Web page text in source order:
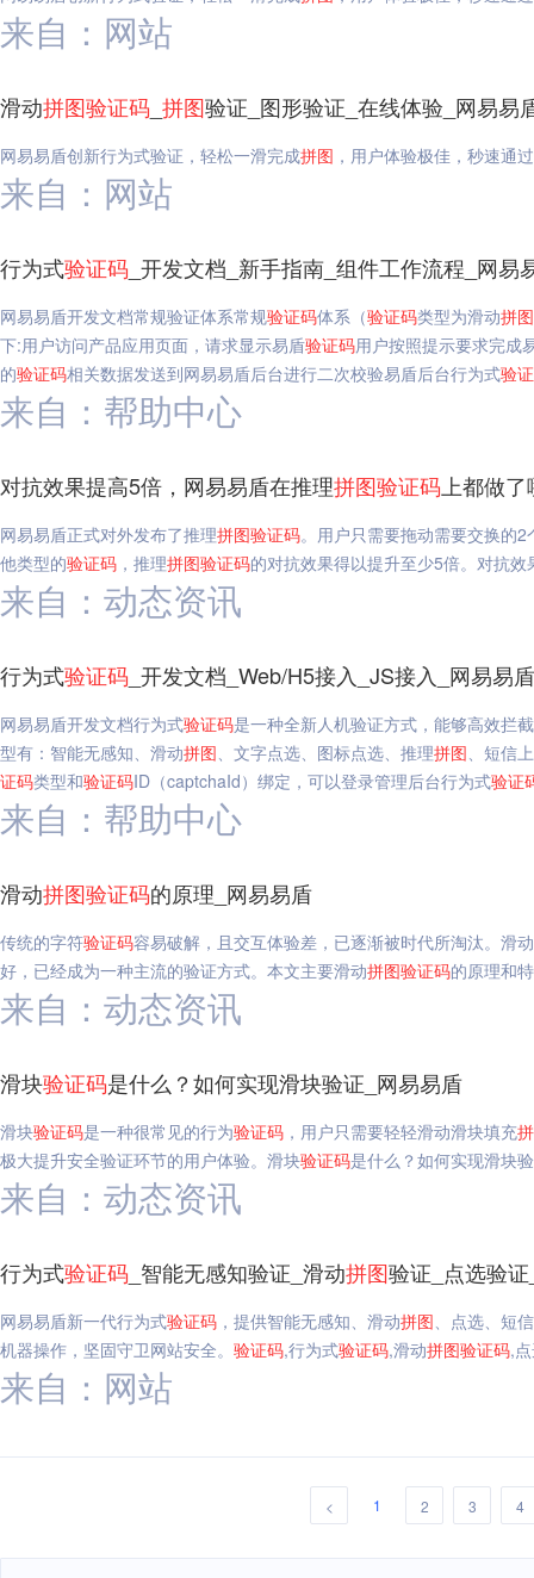
来自：网站
滑动拼图验证码 拼图验证_图形验证_在线体验_网易易
网易易盾创新行为式验证，轻松一滑完成拼图 ，用户体验极佳，秒速通
来自：网站
行为式验证码 _开发文档_新手指南_组件工作流程_网易
网易易盾开发文档常规验证体系常规验证码体系（验证码类型为滑动拼图
下:用户访问产品应用页面，请求显示易盾验证码用户按照提示要求完成
的验证码相关数据发送到网易易盾后台进行二次校验易盾后台行为式验
来自：帮助中心
对抗效果提高5倍，网易易盾在推理拼图验证码 上都做
网易易盾正式对外发布了推理拼图验证码。用户只需要拖动需要交换的
他类型的验证码 ，推理拼图验证码的对抗效果得以提升至少5倍。对抗
来自：动态资讯
行为式验证码 _开发文档_Web/H5接入_JS接入_网易易盾
网易易盾开发文档行为式验证码是一种全新人机验证方式，能够高效拦
型有：智能无感知、滑动拼图、文字点选、图标点选、推理拼图、短信
证码类型和验证码ID（captchaId）绑定，可以登录管理后台行为式验证
来自：帮助中心
滑动拼图验证码的原理_网易易盾
传统的字符验证码容易破解，且交互体验差，已逐渐被时代所淘汰。滑
好，已经成为一种主流的验证方式。本文主要滑动拼图验证码的原理和
来自：动态资讯
滑块验证码是什么？如何实现滑块验证_网易易盾
滑块验证码是一种很常见的行为验证码 ，用户只需要轻轻滑动滑块填充
极大提升安全验证环节的用户体验。滑块验证码是什么？如何实现滑块
来自：动态资讯
行为式验证码 _智能无感知验证_滑动拼图验证_点选验
网易易盾新一代行为式验证码 ，提供智能无感知、滑动拼图、点选、短
机器操作，坚固守卫网站安全。 验证码,行为式验证码,滑动拼图验证码,
来自：网站
< 1 2 3 4